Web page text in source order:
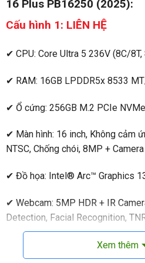
16 Plus PB16250 (2025):
Cấu hình 1: LIÊN HỆ
✔ CPU: Core Ultra 5 236V (8C/
✔ RAM: 16GB LPDDR5x 8533
✔ Ổ cứng: 256GB M.2 PCIe
✔ Màn hình: 16 inch, Không cảm
NTSC, Chống chói, 8MP +
✔ Đồ họa: Intel® Arc™ Graphics
✔ Webcam: 5MP HDR + IR
Detection, Facial Recognition,
Microphone
✔ Kết nối: 2 x Thunderbolt™ 4 (40
Xem thêm